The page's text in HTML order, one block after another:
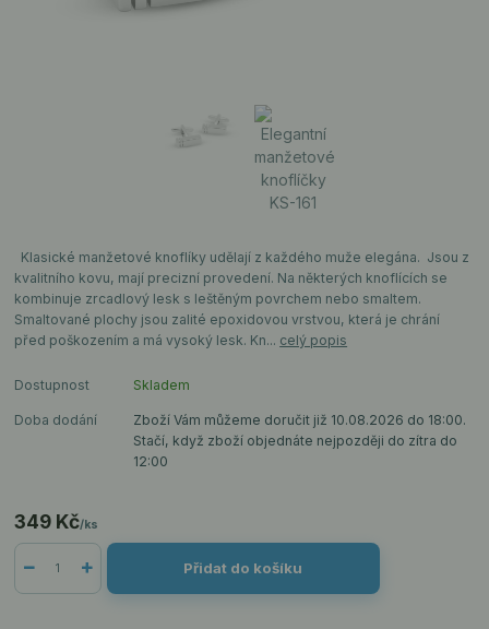
Klasické manžetové knoflíky udělají z každého muže elegána. Jsou z
kvalitního kovu, mají precizní provedení. Na některých knoflících se
kombinuje zrcadlový lesk s leštěným povrchem nebo smaltem.
Smaltované plochy jsou zalité epoxidovou vrstvou, která je chrání
před poškozením a má vysoký lesk. Kn... celý popis
Dostupnost Skladem
Doba dodání
Zboží Vám můžeme doručit již 10.08.2026 do 18:00.
Stačí, když zboží objednáte nejpozději do zítra do
12:00
349 Kč/ks
Přidat do košíku